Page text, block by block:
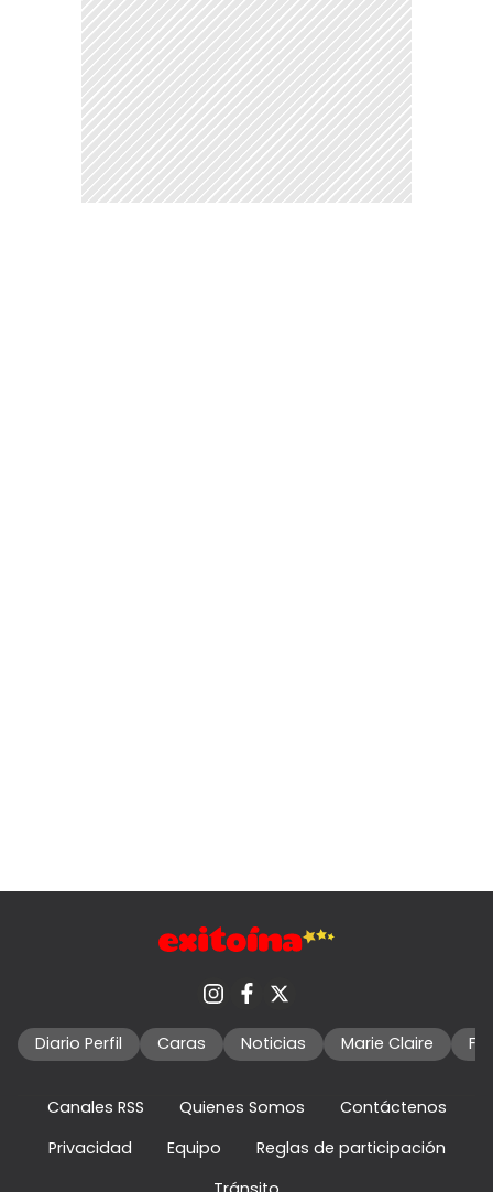
Diario Perfil Caras Noticias Marie Claire
Canales RSS Quienes Somos
Contáctenos
Privacidad
Equipo
Reglas de participación